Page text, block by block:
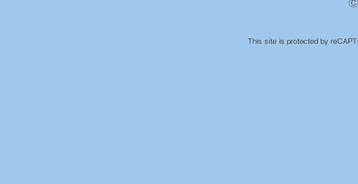
©
This site is protected by